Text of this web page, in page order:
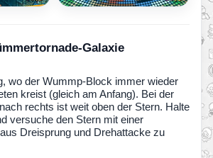
Galaxie
wo der Wummp-Block immer wieder
kreist (gleich am Anfang). Bei der
rechts ist weit oben der Stern. Halte
versuche den Stern mit einer
Dreisprung und Drehattacke zu